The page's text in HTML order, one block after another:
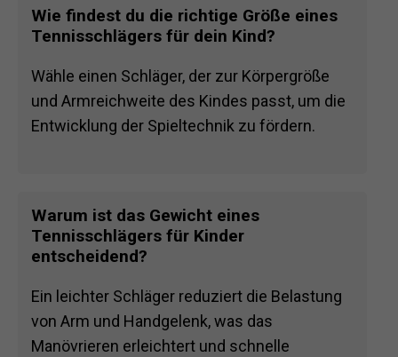
Wie findest du die richtige Größe eines
Tennisschlägers für dein Kind?
Wähle einen Schläger, der zur Körpergröße
und Armreichweite des Kindes passt, um die
Entwicklung der Spieltechnik zu fördern.
Warum ist das Gewicht eines
Tennisschlägers für Kinder
entscheidend?
Ein leichter Schläger reduziert die Belastung
von Arm und Handgelenk, was das
Manövrieren erleichtert und schnelle